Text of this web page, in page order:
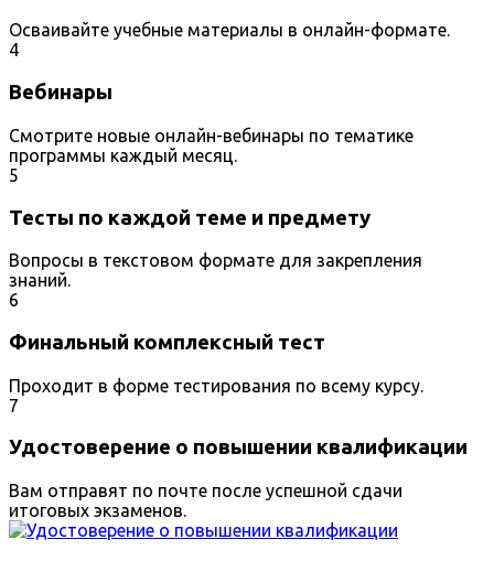
Осваивайте учебные материалы в онлайн-формате.
4
Вебинары
Смотрите новые онлайн-вебинары по тематике
программы каждый месяц.
5
Тесты по каждой теме и предмету
Вопросы в текстовом формате для закрепления
знаний.
6
Финальный комплексный тест
Проходит в форме тестирования по всему курсу.
7
Удостоверение о повышении квалификации
Вам отправят по почте после успешной сдачи
итоговых экзаменов.